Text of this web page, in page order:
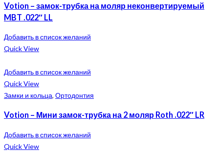
Votion – замок-трубка на моляр неконвертируемый
MBT .022″ LL
Добавить в список желаний
Quick View
Добавить в список желаний
Quick View
Замки и кольца, Ортодонтия
Votion – Мини замок-трубка на 2 моляр Roth .022″ LR
Добавить в список желаний
Quick View